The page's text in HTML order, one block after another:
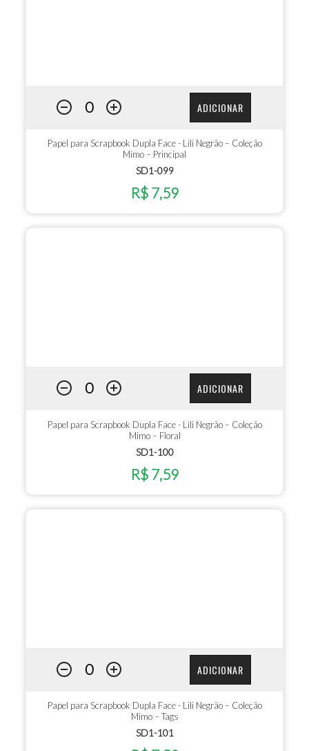
ADICIONAR
Papel para Scrapbook Dupla Face - Lili Negrão – Coleção
Mimo – Principal
SD1-099
R$ 7,59
ADICIONAR
Papel para Scrapbook Dupla Face - Lili Negrão – Coleção
Mimo – Floral
SD1-100
R$ 7,59
ADICIONAR
Papel para Scrapbook Dupla Face - Lili Negrão – Coleção
Mimo – Tags
SD1-101